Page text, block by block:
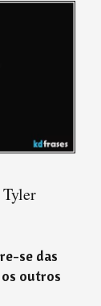
se das
outros